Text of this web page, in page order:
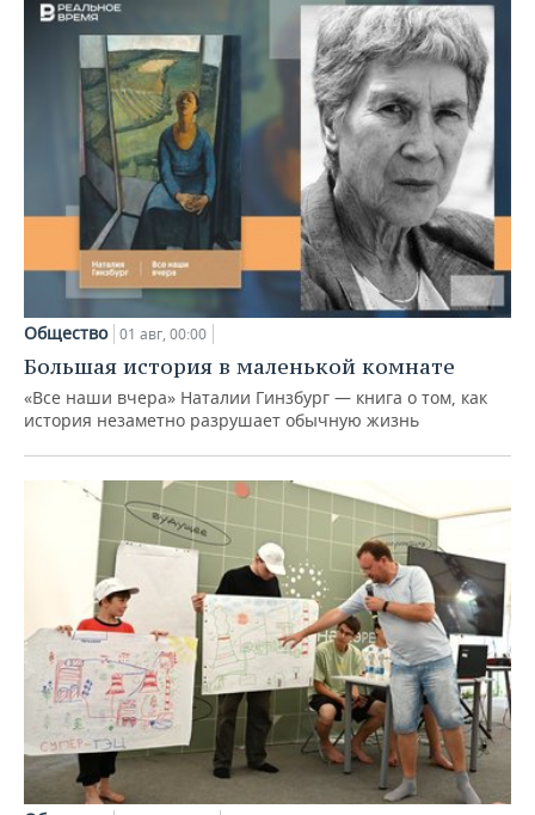
Общество 01 авг, 00:00
Большая история в маленькой комнате
«Все наши вчера» Наталии Гинзбург — книга о том, как
история незаметно разрушает обычную жизнь